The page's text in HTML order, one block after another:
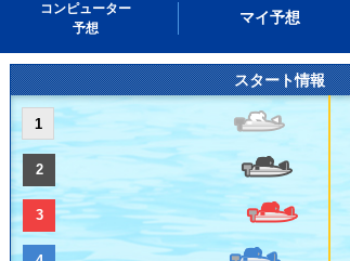
コンピューター
予想
マイ予想
スタート情報
1
2
3